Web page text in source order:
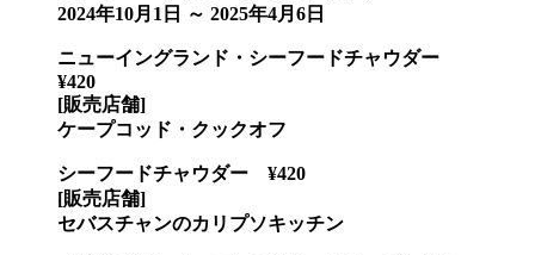
2024年10月1日 ～ 2025年4月6日
ニューイングランド・シーフードチャウダー
¥420
[販売店舗]
ケープコッド・クックオフ
シーフードチャウダー ¥420
[販売店舗]
セバスチャンのカリプソキッチン